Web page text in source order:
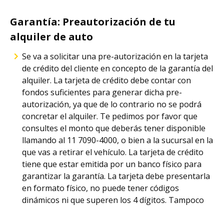
Garantía: Preautorización de tu
alquiler de auto
Se va a solicitar una pre-autorización en la tarjeta
de crédito del cliente en concepto de la garantía del
alquiler. La tarjeta de crédito debe contar con
fondos suficientes para generar dicha pre-
autorización, ya que de lo contrario no se podrá
concretar el alquiler. Te pedimos por favor que
consultes el monto que deberás tener disponible
llamando al 11 7090-4000, o bien a la sucursal en la
que vas a retirar el vehículo. La tarjeta de crédito
tiene que estar emitida por un banco físico para
garantizar la garantía. La tarjeta debe presentarla
en formato físico, no puede tener códigos
dinámicos ni que superen los 4 dígitos. Tampoco